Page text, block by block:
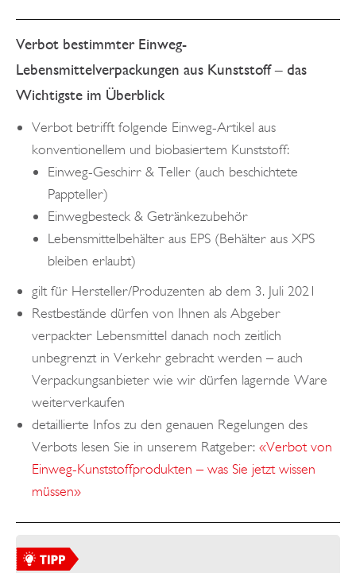
Verbot bestimmter Einweg-
Lebensmittelverpackungen aus Kunststoff – das
Wichtigste im Überblick
Verbot betrifft folgende Einweg-Artikel aus
konventionellem und biobasiertem Kunststoff:
Einweg-Geschirr & Teller (auch beschichtete
Pappteller)
Einwegbesteck & Getränkezubehör
Lebensmittelbehälter aus EPS (Behälter aus XPS
bleiben erlaubt)
gilt für Hersteller/Produzenten ab dem 3. Juli 2021
Restbestände dürfen von Ihnen als Abgeber
verpackter Lebensmittel danach noch zeitlich
unbegrenzt in Verkehr gebracht werden – auch
Verpackungsanbieter wie wir dürfen lagernde Ware
weiterverkaufen
detaillierte Infos zu den genauen Regelungen des
Verbots lesen Sie in unserem Ratgeber: «Verbot von
Einweg-Kunststoffprodukten – was Sie jetzt wissen
müssen»